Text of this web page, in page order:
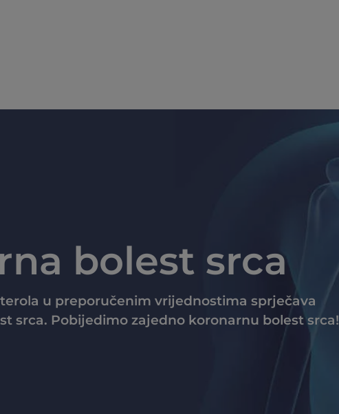
bolest srca
u preporučenim vrijednostima sprječava
srca. Pobijedimo zajedno koronarnu bolest srca!